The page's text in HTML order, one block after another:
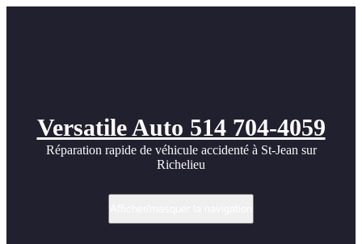
Versatile Auto 514 704-4059
Réparation rapide de véhicule accidenté à St-Jean sur
Richelieu